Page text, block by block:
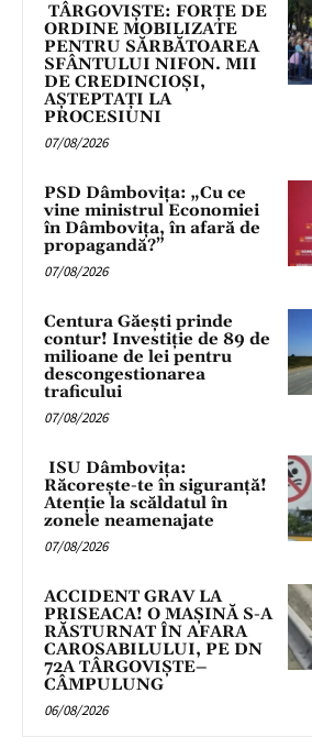
TÂRGOVIȘTE: FORȚE DE
ORDINE MOBILIZATE
PENTRU SĂRBĂTOAREA
SFÂNTULUI NIFON. MII
DE CREDINCIOȘI,
AȘTEPTAȚI LA
PROCESIUNI
07/08/2026
PSD Dâmbovița: „Cu ce
vine ministrul Economiei
în Dâmbovița, în afară de
propagandă?”
07/08/2026
Centura Găești prinde
contur! Investiție de 89 de
milioane de lei pentru
descongestionarea
traficului
07/08/2026
ISU Dâmbovița:
Răcorește-te în siguranță!
Atenție la scăldatul în
zonele neamenajate
07/08/2026
ACCIDENT GRAV LA
PRISEACA! O MAȘINĂ S-A
RĂSTURNAT ÎN AFARA
CAROSABILULUI, PE DN
72A TÂRGOVIȘTE–
CÂMPULUNG
06/08/2026